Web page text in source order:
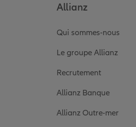
Allianz
Qui sommes-nous
Le groupe Allianz
Recrutement
Allianz Banque
Allianz Outre-mer